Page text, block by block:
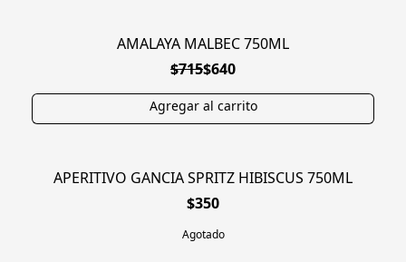
AMALAYA MALBEC 750ML
$715$640
AGOTADO
APERITIVO GANCIA SPRITZ HIBISCUS 750ML
$350
Agotado